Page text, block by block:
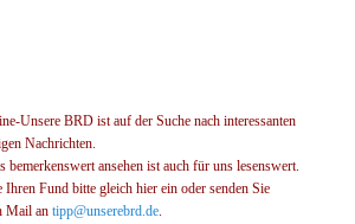
Unsere BRD ist auf der Suche nach interessanten
Nachrichten.
bemerkenswert ansehen ist auch für uns lesenswert.
Ihren Fund bitte gleich hier ein oder senden Sie
Mail antipp@unserebrd.de.